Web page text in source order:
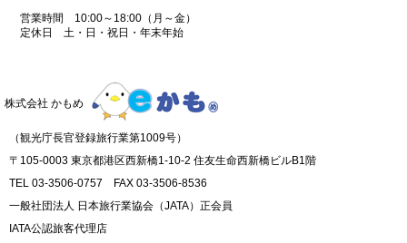
営業時間 10:00～18:00（月～金）
定休日 土・日・祝日・年末年始
株式会社 かもめ
（観光庁長官登録旅行業第1009号）
〒105-0003 東京都港区西新橋1-10-2 住友生命西新橋ビルB1階
TEL 03-3506-0757 FAX 03-3506-8536
一般社団法人 日本旅行業協会（JATA）正会員
IATA公認旅客代理店